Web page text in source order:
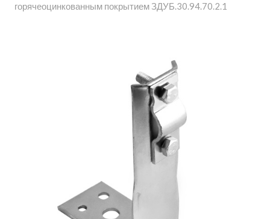
горячеоцинкованным покрытием ЗДУБ.30.94.70.2.1